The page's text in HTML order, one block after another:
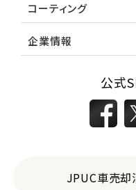
コーティング
企業情報
公式
JPUC車売却